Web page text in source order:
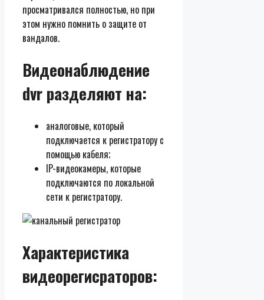
просматривался полностью, но при
этом нужно помнить о защите от
вандалов.
Видеонаблюдение
dvr разделяют на:
аналоговые, который
подключается к регистратору с
помощью кабеля;
IP-видеокамеры, которые
подключаются по локальной
сети к регистратору.
Характеристика
видеорегисраторов: